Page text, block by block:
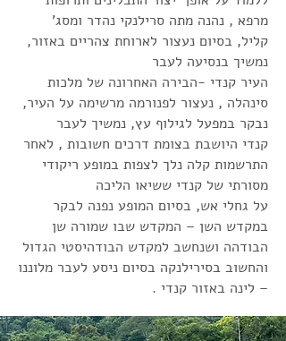
מרפא , נהנה מתה סרילנקי נהדר ומסג'
קליל, בסיום נעצור לארוחת צהריים באזור,
נמשיך בנסיעה לעבר
העיר קנדי -הבירה האחרונה של מלכות
סינהלה , נעצור לפנורמה מרשימה על העיר,
נבקר במפעל לגילוף עץ, נמשיך לעבר
קנדי היושבת בצומת דרכים חשובות , לאחר
התרשמות קלה נלך לצפות במופע ריקודי
מסורתי של קנדי ששיאו הליכה
על גחלי אש, בסיום המופע נפנה לבקר
במקדש השן – המקדש שבו שמורה שן
הבודהה ושנחשב למקדש הבודהיסטי הגדול
והחשוב בסירילנקה בסיום ניסע לעבר מלוננו
– לינה באזור קנדי .